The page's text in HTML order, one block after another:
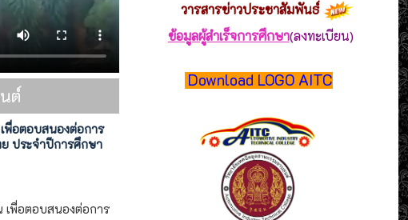
ต์
พื่อตอบสนองต่อการ
ประจำปีการศึกษา
เพื่อตอบสนองต่อการ
วารสารข่าวประชาสัมพันธ์
ข้อมูลผู้สำเร็จการศึกษา(ลงทะเบียน)
Download LOGO AITC